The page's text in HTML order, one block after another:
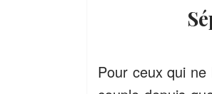
Pour ceux qui